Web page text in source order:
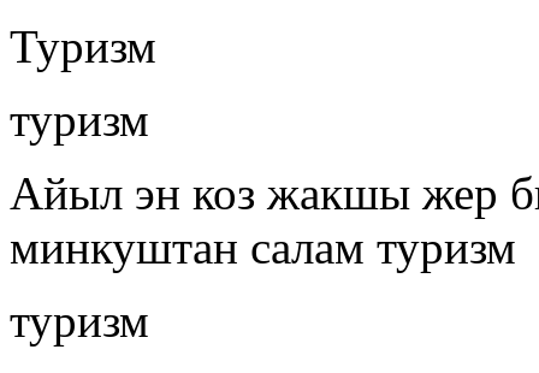
Туризм
туризм
Айыл эн коз жакшы жер
минкуштан салам туризм
туризм